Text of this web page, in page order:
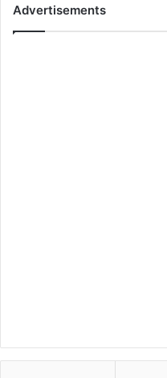
Advertisements